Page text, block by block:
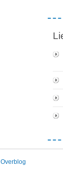
Overblog